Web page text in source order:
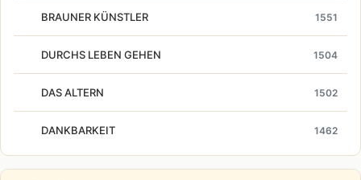
BRAUNER KÜNSTLER 1551
DURCHS LEBEN GEHEN 1504
DAS ALTERN 1502
DANKBARKEIT 1462